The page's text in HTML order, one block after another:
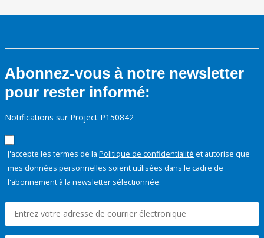
Abonnez-vous à notre newsletter
pour rester informé:
Notifications sur Project P150842
J'accepte les termes de la Politique de confidentialité et autorise que
mes données personnelles soient utilisées dans le cadre de
l'abonnement à la newsletter sélectionnée.